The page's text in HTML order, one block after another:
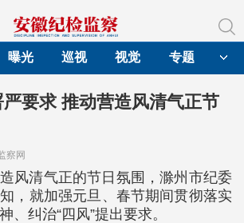
曝光 巡视 视觉 专题
要求 推动营造风清气正节
察网
风清气正的节日氛围，滁州市纪委
，就加强元旦、春节期间贯彻落实
、纠治“四风”提出要求。